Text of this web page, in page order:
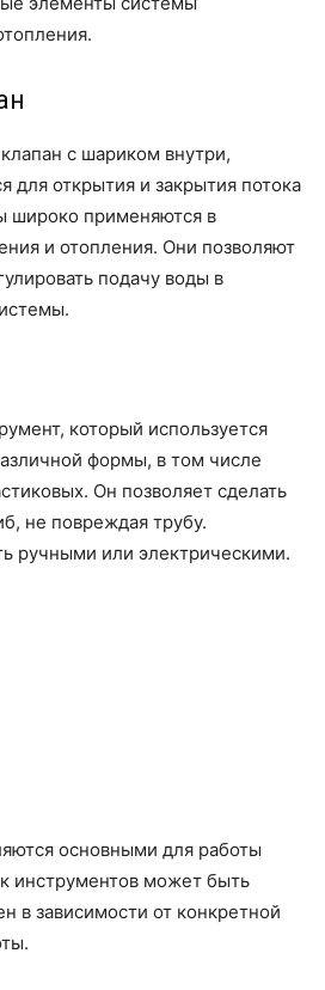
с шариком внутри,
для открытия и закрытия потока
широко применяются в
и отопления. Они позволяют
подачу воды в
который используется
формы, в том числе
Он позволяет сделать
не повреждая трубу.
ручными или электрическими.
основными для работы
инструментов может быть
в зависимости от конкретной